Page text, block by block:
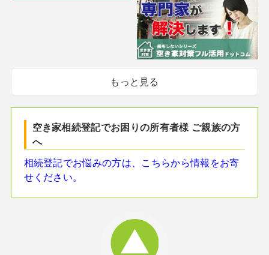
もっと見る
空き家相続登記でお困りの所有者様 ご親族の方
へ
相続登記でお悩みの方は、こちらから情報をお寄
せください。